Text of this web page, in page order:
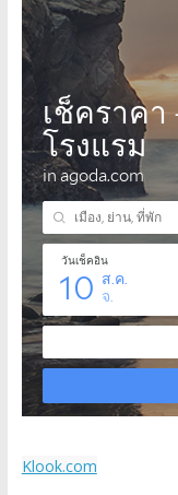
Klook.com